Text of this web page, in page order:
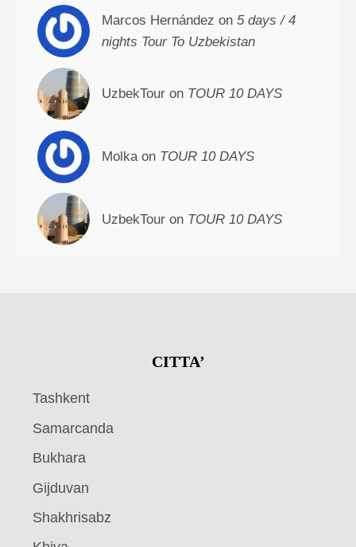
Marcos Hernández on 5 days / 4
nights Tour To Uzbekistan
UzbekTour on TOUR 10 DAYS
Molka on TOUR 10 DAYS
UzbekTour on TOUR 10 DAYS
CITTA’
Tashkent
Samarcanda
Bukhara
Gijduvan
Shakhrisabz